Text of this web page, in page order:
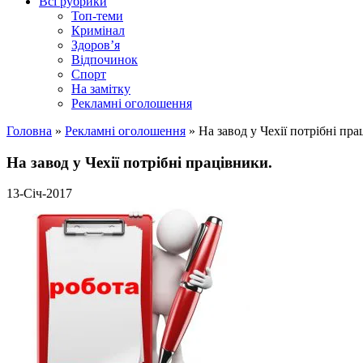
Топ-теми
Кримінал
Здоров’я
Відпочинок
Спорт
На замітку
Рекламні оголошення
Головна » Рекламні оголошення » На завод у Чехії потрібні
На завод у Чехії потрібні працівники.
13-Січ-2017